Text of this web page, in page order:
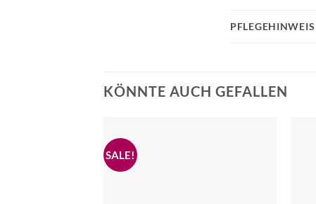
PFLEGEHINWEIS
KÖNNTE AUCH GEFALLEN